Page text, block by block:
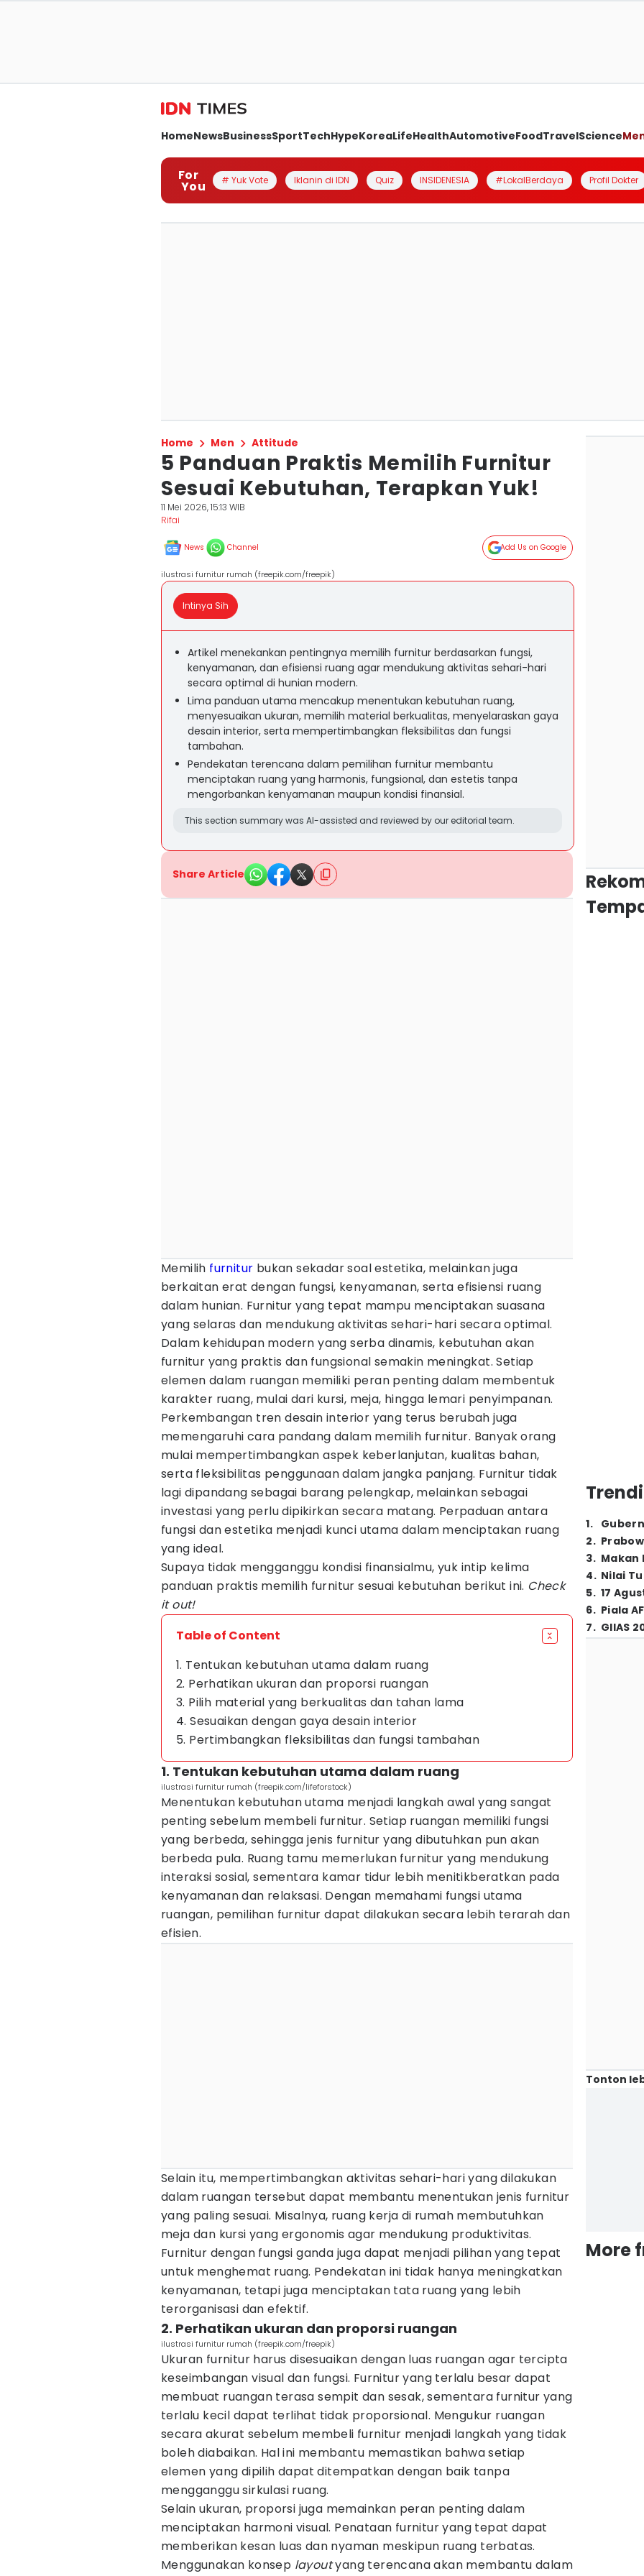
HomeNewsBusinessSportTechHypeKoreaLifeHealthAutomotiveFoodTravelScience
For
You # Yuk Vote Iklanin di IDN Quiz INSIDENESIA #LokalBerdaya Profil Dokter
Home Men Attitude
5 Panduan Praktis Memilih Furnitur
Sesuai Kebutuhan, Terapkan Yuk!
11 Mei 2026, 15:13 WIB
Rifai
News Channel Add Us on Google
ilustrasi furnitur rumah (freepik.com/freepik)
Intinya Sih
Artikel menekankan pentingnya memilih furnitur berdasarkan fungsi,
kenyamanan, dan efisiensi ruang agar mendukung aktivitas sehari-hari
secara optimal di hunian modern.
Lima panduan utama mencakup menentukan kebutuhan ruang,
menyesuaikan ukuran, memilih material berkualitas, menyelaraskan gaya
desain interior, serta mempertimbangkan fleksibilitas dan fungsi
tambahan.
Pendekatan terencana dalam pemilihan furnitur membantu
menciptakan ruang yang harmonis, fungsional, dan estetis tanpa
mengorbankan kenyamanan maupun kondisi finansial.
This section summary was AI-assisted and reviewed by our editorial team.
Share Article
Memilih furnitur bukan sekadar soal estetika, melainkan juga
berkaitan erat dengan fungsi, kenyamanan, serta efisiensi ruang
dalam hunian. Furnitur yang tepat mampu menciptakan suasana
yang selaras dan mendukung aktivitas sehari-hari secara optimal.
Dalam kehidupan modern yang serba dinamis, kebutuhan akan
furnitur yang praktis dan fungsional semakin meningkat. Setiap
elemen dalam ruangan memiliki peran penting dalam membentuk
karakter ruang, mulai dari kursi, meja, hingga lemari penyimpanan.
Perkembangan tren desain interior yang terus berubah juga
memengaruhi cara pandang dalam memilih furnitur. Banyak orang
mulai mempertimbangkan aspek keberlanjutan, kualitas bahan,
serta fleksibilitas penggunaan dalam jangka panjang. Furnitur tidak
lagi dipandang sebagai barang pelengkap, melainkan sebagai
investasi yang perlu dipikirkan secara matang. Perpaduan antara
fungsi dan estetika menjadi kunci utama dalam menciptakan ruang
yang ideal.
Supaya tidak mengganggu kondisi finansialmu, yuk intip kelima
panduan praktis memilih furnitur sesuai kebutuhan berikut ini. Check
it out!
Table of Content
1. Tentukan kebutuhan utama dalam ruang
2. Perhatikan ukuran dan proporsi ruangan
3. Pilih material yang berkualitas dan tahan lama
4. Sesuaikan dengan gaya desain interior
5. Pertimbangkan fleksibilitas dan fungsi tambahan
1. Tentukan kebutuhan utama dalam ruang
ilustrasi furnitur rumah (freepik.com/lifeforstock)
Menentukan kebutuhan utama menjadi langkah awal yang sangat
penting sebelum membeli furnitur. Setiap ruangan memiliki fungsi
yang berbeda, sehingga jenis furnitur yang dibutuhkan pun akan
berbeda pula. Ruang tamu memerlukan furnitur yang mendukung
interaksi sosial, sementara kamar tidur lebih menitikberatkan pada
kenyamanan dan relaksasi. Dengan memahami fungsi utama
ruangan, pemilihan furnitur dapat dilakukan secara lebih terarah dan
efisien.
Selain itu, mempertimbangkan aktivitas sehari-hari yang dilakukan
dalam ruangan tersebut dapat membantu menentukan jenis furnitur
yang paling sesuai. Misalnya, ruang kerja di rumah membutuhkan
meja dan kursi yang ergonomis agar mendukung produktivitas.
Furnitur dengan fungsi ganda juga dapat menjadi pilihan yang tepat
untuk menghemat ruang. Pendekatan ini tidak hanya meningkatkan
kenyamanan, tetapi juga menciptakan tata ruang yang lebih
terorganisasi dan efektif.
2. Perhatikan ukuran dan proporsi ruangan
ilustrasi furnitur rumah (freepik.com/freepik)
Ukuran furnitur harus disesuaikan dengan luas ruangan agar tercipta
keseimbangan visual dan fungsi. Furnitur yang terlalu besar dapat
membuat ruangan terasa sempit dan sesak, sementara furnitur yang
terlalu kecil dapat terlihat tidak proporsional. Mengukur ruangan
secara akurat sebelum membeli furnitur menjadi langkah yang tidak
boleh diabaikan. Hal ini membantu memastikan bahwa setiap
elemen yang dipilih dapat ditempatkan dengan baik tanpa
mengganggu sirkulasi ruang.
Selain ukuran, proporsi juga memainkan peran penting dalam
menciptakan harmoni visual. Penataan furnitur yang tepat dapat
memberikan kesan luas dan nyaman meskipun ruang terbatas.
Menggunakan konsep layoutyang terencana akan membantu dalam
1.
2.
3. Makan
4. Nilai
5. 17
6. Piala
7. GIIAS
Tonton
More